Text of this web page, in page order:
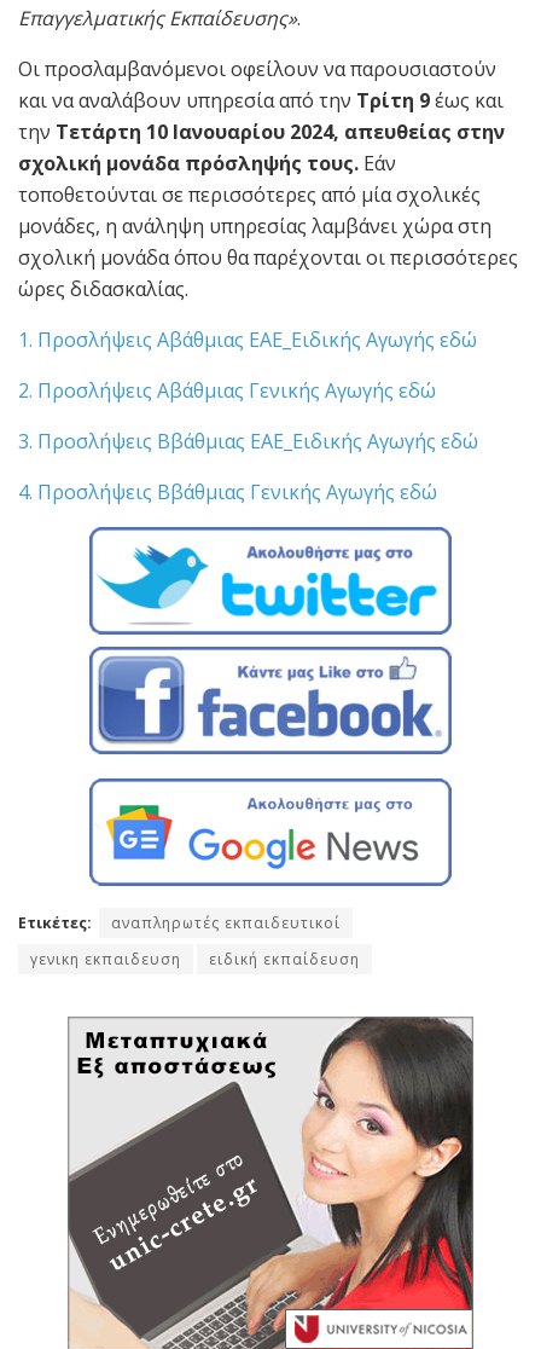
Επαγγελματικής Εκπαίδευσης».
Οι προσλαμβανόμενοι οφείλουν να παρουσιαστούν
και να αναλάβουν υπηρεσία από την Τρίτη 9έως και
την Τετάρτη 10 Ιανουαρίου 2024, απευθείας στην
σχολική μονάδα πρόσληψής τους. Εάν
τοποθετούνται σε περισσότερες από μία σχολικές
μονάδες, η ανάληψη υπηρεσίας λαμβάνει χώρα στη
σχολική μονάδα όπου θα παρέχονται οι περισσότερες
ώρες διδασκαλίας.
1. Προσλήψεις Αβάθμιας ΕΑΕ_Ειδικής Αγωγής εδώ
2. Προσλήψεις Αβάθμιας Γενικής Αγωγής εδώ
3. Προσλήψεις Ββάθμιας ΕΑΕ_Ειδικής Αγωγής εδώ
4. Προσλήψεις Ββάθμιας Γενικής Αγωγής εδώ
Ετικέτες:
αναπληρωτές εκπαιδευτικοί
γενικη εκπαιδευση
ειδική εκπαίδευση